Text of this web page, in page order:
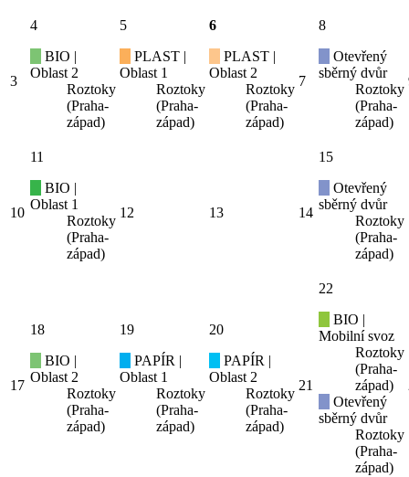
3
4
BIO |
Oblast 2
Roztoky
(Praha-
západ)
5
PLAST |
Oblast 1
Roztoky
(Praha-
západ)
6
PLAST |
Oblast 2
Roztoky
(Praha-
západ)
7
8
Otevřený
sběrný dvůr
Roztoky
(Praha-
západ)
10
11
BIO |
Oblast 1
Roztoky
(Praha-
západ)
12 13 14
15
Otevřený
sběrný dvůr
Roztoky
(Praha-
západ)
17
18
BIO |
Oblast 2
Roztoky
(Praha-
západ)
19
PAPÍR |
Oblast 1
Roztoky
(Praha-
západ)
20
PAPÍR |
Oblast 2
Roztoky
(Praha-
západ)
21
22
BIO |
Mobilní svoz
Roztoky
(Praha-
západ)
Otevřený
sběrný dvůr
Roztoky
(Praha-
západ)